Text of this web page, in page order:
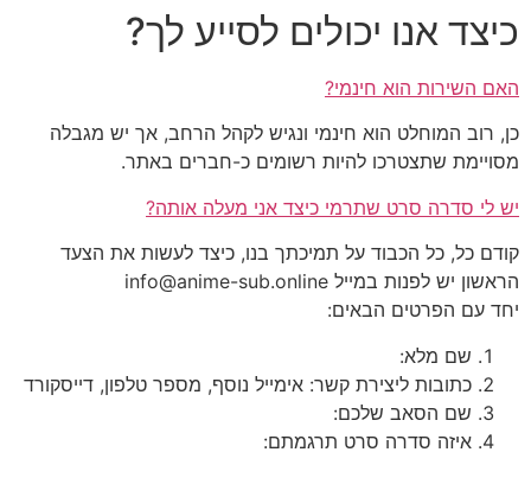
דלג
לתוכן
כיצד אנו יכולים לסייע לך?
האם השירות הוא חינמי?
כן, רוב המוחלט הוא חינמי ונגיש לקהל הרחב, אך יש מגבלה
מסויימת שתצטרכו להיות רשומים כ-חברים באתר.
יש לי סדרה סרט שתרמי כיצד אני מעלה אותה?
קודם כל, כל הכבוד על תמיכתך בנו, כיצד לעשות את הצעד
הראשון יש לפנות במייל info@anime-sub.online
יחד עם הפרטים הבאים:
שם מלא:
כתובות ליצירת קשר: אימייל נוסף, מספר טלפון, דייסקורד
שם הסאב שלכם:
איזה סדרה סרט תרגמתם: